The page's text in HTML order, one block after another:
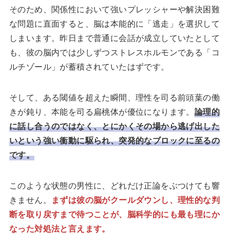
そのため、関係性において強いプレッシャーや解決困難
な問題に直面すると、脳は本能的に「逃走」を選択して
しまいます。昨日まで普通に会話が成立していたとして
も、彼の脳内では少しずつストレスホルモンである「コ
ルチゾール」が蓄積されていたはずです。
そして、ある閾値を超えた瞬間、理性を司る前頭葉の働
きが鈍り、本能を司る扁桃体が優位になります。 論理的
に話し合うのではなく、とにかくその場から逃げ出した
いという強い衝動に駆られ、突発的なブロックに至るの
です。
このような状態の男性に、どれだけ正論をぶつけても響
きません。
まずは彼の脳がクールダウンし、理性的な判
断を取り戻すまで待つことが、脳科学的にも最も理にか
なった対処法と言えます。